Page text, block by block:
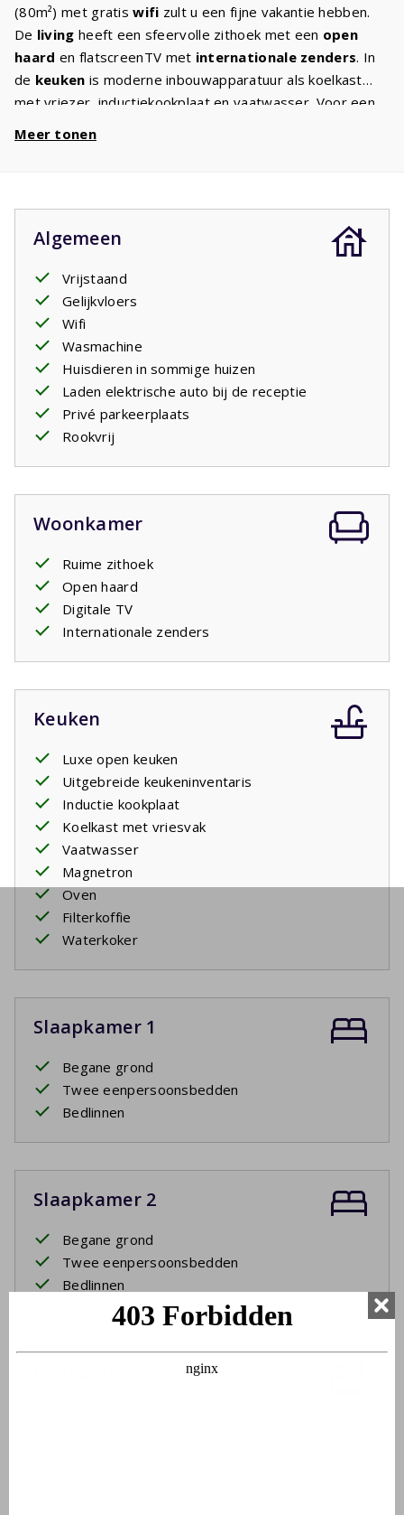
(80m²) met gratiswifi zult u een fijne vakantie hebben.
De living heeft een sfeervolle zithoek met een open
haard en flatscreenTV met internationale zenders. In
de keuken is moderne inbouwapparatuur als koelkast
met vriezer, inductiekookplaat en vaatwasser. Voor een
comfortabel tuinmeubilair entwee ligbeddenkunt u tot
laat in de avond genieten van de Franse sterrenhemel. U
door mooie struiken, bomen en
heesters.
Meer tonen
Algemeen
Vrijstaand
Gelijkvloers
Wifi
Wasmachine
Huisdieren in sommige huizen
Laden elektrische auto bij de receptie
Privé parkeerplaats
Rookvrij
Woonkamer
Ruime zithoek
Open haard
Digitale TV
Internationale zenders
Keuken
Luxe open keuken
Uitgebreide keukeninventaris
Inductie kookplaat
Koelkast met vriesvak
Vaatwasser
Magnetron
Oven
Filterkoffie
Waterkoker
Slaapkamer 1
Begane grond
Twee eenpersoonsbedden
Bedlinnen
Slaapkamer 2
Begane grond
Twee eenpersoonsbedden
Bedlinnen